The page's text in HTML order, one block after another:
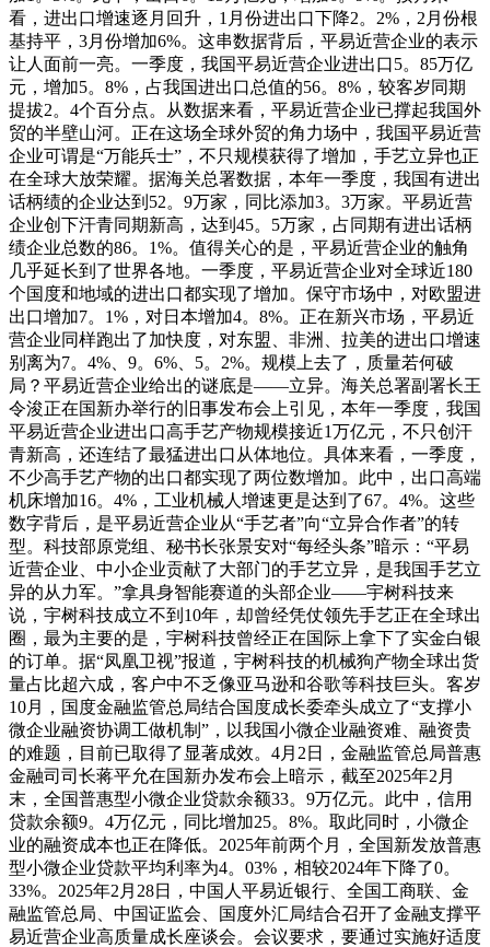
看，进出口增速逐月回升，1月份进出口下降2。2%，2月份根
基持平，3月份增加6%。这串数据背后，平易近营企业的表示
让人面前一亮。一季度，我国平易近营企业进出口5。85万亿
元，增加5。8%，占我国进出口总值的56。8%，较客岁同期
提拔2。4个百分点。从数据来看，平易近营企业已撑起我国外
贸的半壁山河。正在这场全球外贸的角力场中，我国平易近营
企业可谓是“万能兵士”，不只规模获得了增加，手艺立异也正
在全球大放荣耀。据海关总署数据，本年一季度，我国有进出
话柄绩的企业达到52。9万家，同比添加3。3万家。平易近营
企业创下汗青同期新高，达到45。5万家，占同期有进出话柄
绩企业总数的86。1%。值得关心的是，平易近营企业的触角
几乎延长到了世界各地。一季度，平易近营企业对全球近180
个国度和地域的进出口都实现了增加。保守市场中，对欧盟进
出口增加7。1%，对日本增加4。8%。正在新兴市场，平易近
营企业同样跑出了加快度，对东盟、非洲、拉美的进出口增速
别离为7。4%、9。6%、5。2%。规模上去了，质量若何破
局？平易近营企业给出的谜底是——立异。海关总署副署长王
令浚正在国新办举行的旧事发布会上引见，本年一季度，我国
平易近营企业进出口高手艺产物规模接近1万亿元，不只创汗
青新高，还连结了最猛进出口从体地位。具体来看，一季度，
不少高手艺产物的出口都实现了两位数增加。此中，出口高端
机床增加16。4%，工业机械人增速更是达到了67。4%。这些
数字背后，是平易近营企业从“手艺者”向“立异合作者”的转
型。科技部原党组、秘书长张景安对“每经头条”暗示：“平易
近营企业、中小企业贡献了大部门的手艺立异，是我国手艺立
异的从力军。”拿具身智能赛道的头部企业——宇树科技来
说，宇树科技成立不到10年，却曾经凭仗领先手艺正在全球出
圈，最为主要的是，宇树科技曾经正在国际上拿下了实金白银
的订单。据“凤凰卫视”报道，宇树科技的机械狗产物全球出货
量占比超六成，客户中不乏像亚马逊和谷歌等科技巨头。客岁
10月，国度金融监管总局结合国度成长委牵头成立了“支撑小
微企业融资协调工做机制”，以我国小微企业融资难、融资贵
的难题，目前已取得了显著成效。4月2日，金融监管总局普惠
金融司司长蒋平允在国新办发布会上暗示，截至2025年2月
末，全国普惠型小微企业贷款余额33。9万亿元。此中，信用
贷款余额9。4万亿元，同比增加25。8%。取此同时，小微企
业的融资成本也正在降低。2025年前两个月，全国新发放普惠
型小微企业贷款平均利率为4。03%，相较2024年下降了0。
33%。2025年2月28日，中国人平易近银行、全国工商联、金
融监管总局、中国证监会、国度外汇局结合召开了金融支撑平
易近营企业高质量成长座谈会。会议要求，要通过实施好适度